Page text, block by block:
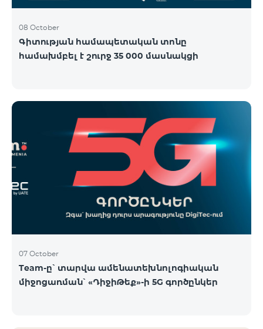
08 October
Գիտության համապետական տոնը
համախմբել է շուրջ 35 000 մասնակցի
07 October
Team-ը՝ տարվա ամենատեխնոլոգիական
միջոցառման՝ «ԴիջիԹեք»-ի 5G գործընկեր